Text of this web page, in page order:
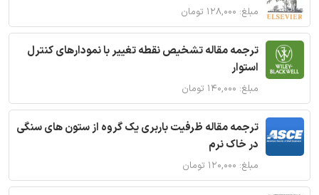
مبلغ: ۱۲۸,۰۰۰ تومان
ترجمه مقاله تشخیص نقطه تغییر با نمودارهای کنترل
استوار
مبلغ: ۱۴۰,۰۰۰ تومان
ترجمه مقاله ظرفیت باربری یک گروه از ستون های سنگی
در خاک نرم
مبلغ: ۱۲۰,۰۰۰ تومان